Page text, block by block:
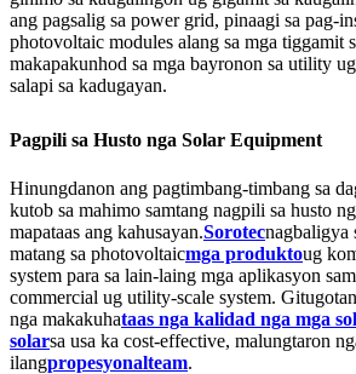
ang pagsalig sa power grid, pinaagi sa pag-
photovoltaic modules alang sa mga tiggamit
makapakunhod sa mga bayronon sa utility
salapi sa kadugayan.
Pagpili sa Husto nga Solar Equipment
Hinungdanon ang pagtimbang-timbang sa
kutob sa mahimo samtang nagpili sa husto
mapataas ang kahusayan.Sorotecnagbaligya
matang sa photovoltaicmga produktoug
system para sa lain-laing mga aplikasyon
commercial ug utility-scale system.
nga makakuhataas nga kalidad nga mga
solarsa usa ka cost-effective, malungtaron
ilangpropesyonalteam.